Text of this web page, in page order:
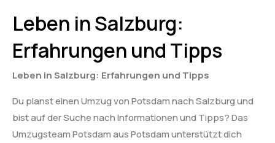
Leben in Salzburg:
Erfahrungen und Tipps
Leben in Salzburg: Erfahrungen und Tipps
Du planst einen Umzug von Potsdam nach Salzburg und
bist auf der Suche nach Informationen und Tipps? Das
Umzugsteam Potsdam aus Potsdam unterstützt dich